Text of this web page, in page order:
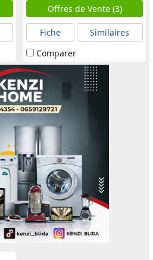
Offres de Vente (3)
Fiche
Similaires
Comparer